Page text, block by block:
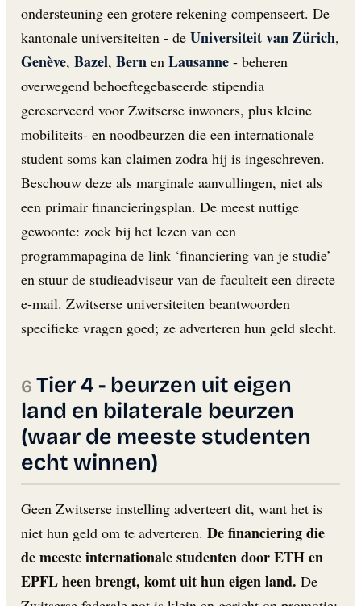
ondersteuning een grotere rekening compenseert. De
kantonale universiteiten - de Universiteit van Zürich,
Genève, Bazel, Bern en Lausanne - beheren
overwegend behoefte­gebaseerde stipendia
gereserveerd voor Zwitserse inwoners, plus kleine
mobiliteits- en noodbeurzen die een internationale
student soms kan claimen zodra hij is ingeschreven.
Beschouw deze als marginale aanvullingen, niet als
een primair financieringsplan. De meest nuttige
gewoonte: zoek bij het lezen van een
programmapagina de link ‘financiering van je studie’
en stuur de studieadviseur van de faculteit een directe
e-mail. Zwitserse universiteiten beantwoorden
specifieke vragen goed; ze adverteren hun geld slecht.
Tier 4 - beurzen uit eigen
land en bilaterale beurzen
(waar de meeste studenten
echt winnen)
Geen Zwitserse instelling adverteert dit, want het is
niet hun geld om te adverteren. De financiering die
de meeste internationale studenten door ETH en
EPFL heen brengt, komt uit hun eigen land. De